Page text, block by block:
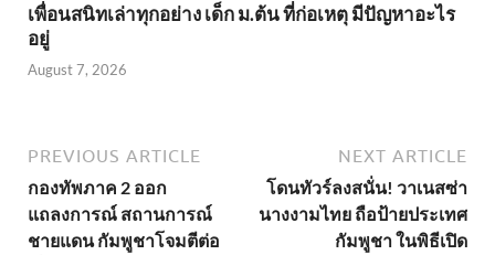
เพื่อนสนิทเล่าทุกอย่าง เด็ก ม.ต้น ที่ก่อเหตุ มีปัญหาอะไร
อยู่
August 7, 2026
PREVIOUS ARTICLE
กองทัพภาค 2 ออก
แถลงการณ์ สถานการณ์
ชายแดน กัมพูชาโจมตีต่อ
NEXT ARTICLE
โดนทัวร์ลงสนั่น! วาเนสซ่า
นางงามไทย ถือป้ายประเทศ
กัมพูชา ในพิธีเปิด